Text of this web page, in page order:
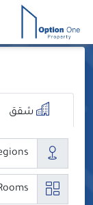
content
شقق